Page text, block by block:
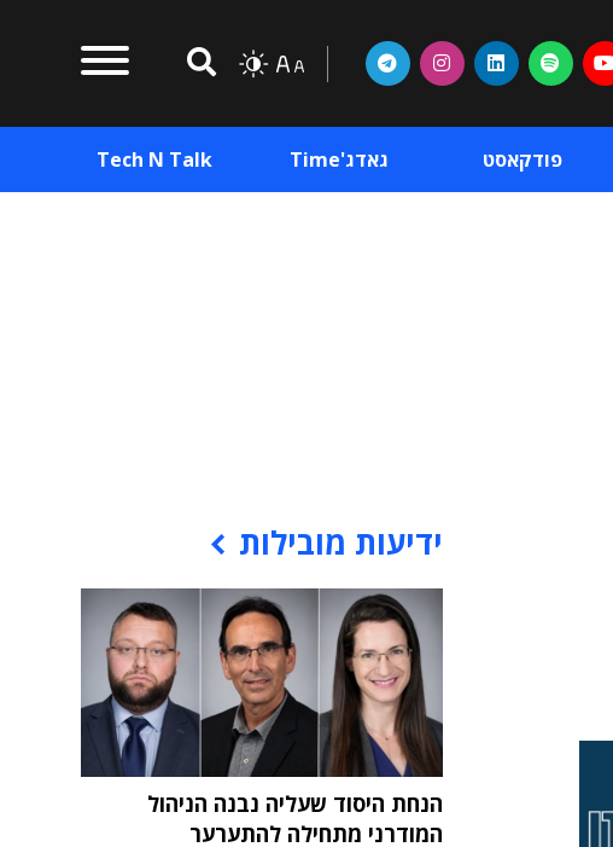
פודקאסט גאדג'Time Tech N Talk
ידיעות מובילות
הנחת היסוד שעליה נבנה הניהול
המודרני מתחילה להתערער